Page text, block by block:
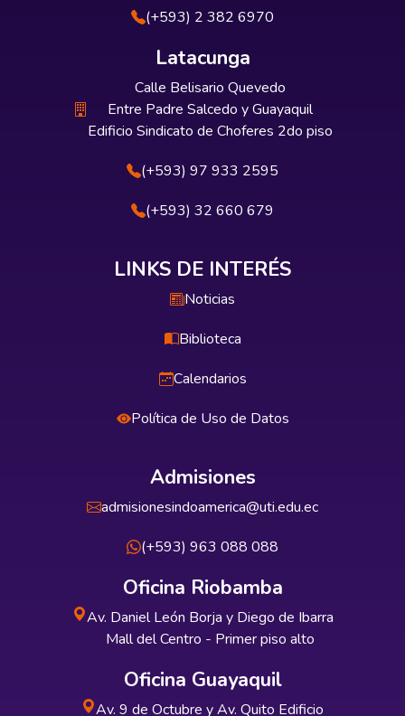
(+593) 2 382 6970
Latacunga
Calle Belisario Quevedo
Entre Padre Salcedo y Guayaquil
Edificio Sindicato de Choferes 2do piso
(+593) 97 933 2595
(+593) 32 660 679
LINKS DE INTERÉS
Noticias
Biblioteca
Calendarios
Política de Uso de Datos
Admisiones
admisionesindoamerica@uti.edu.ec
(+593) 963 088 088
Oficina Riobamba
Av. Daniel León Borja y Diego de Ibarra
Mall del Centro - Primer piso alto
Oficina Guayaquil
Av. 9 de Octubre y Av. Quito Edificio